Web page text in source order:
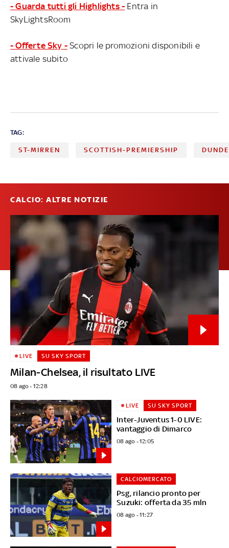
- Guarda tutti gli Highlights - Entra in
SkyLightsRoom
- Offerte Sky - Scopri le promozioni disponibili e
attivale subito
TAG:
ST-MIRREN SCOTTISH-PREMIERSHIP
CALCIO: ALTRE NOTIZIE
Milan-Chelsea, il risultato LIVE
LIVE SU SKY SPORT
08 ago - 12:28
Inter-Juventus 1-0 LIVE:
vantaggio di Dimarco
LIVE SU SKY SPORT
08 ago - 12:05
Psg, rilancio pronto per
Suzuki: offerta da 35 mln
CALCIOMERCATO
08 ago - 11:27